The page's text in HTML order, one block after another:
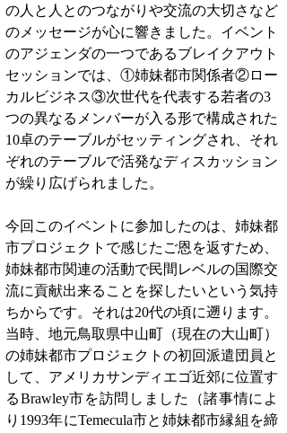
の人と人とのつながりや交流の大切さなど
のメッセージが心に響きました。イベント
のアジェンダの一つであるブレイクアウト
セッションでは、①姉妹都市関係者②ロー
カルビジネス③次世代を代表する若者の3
つの異なるメンバーが入る形で構成された
10卓のテーブルがセッティングされ、それ
ぞれのテーブルで活発なディスカッション
が繰り広げられました。
今回このイベントに参加したのは、姉妹都
市プロジェクトで感じたご恩を返すため、
姉妹都市関連の活動で民間レベルの国際交
流に貢献出来ることを探したいという気持
ちからです。それは20代の頃に遡ります。
当時、地元鳥取県中山町（現在の大山町）
の姉妹都市プロジェクトの初回派遣団員と
して、アメリカサンディエゴ近郊に位置す
るBrawley市を訪問しました（諸事情によ
り1993年にTemecula市と姉妹都市縁組を締